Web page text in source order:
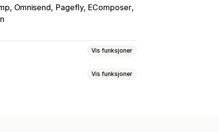
Omnisend Pagefly, EComposer
Vis funksjoner
Vis funksjoner